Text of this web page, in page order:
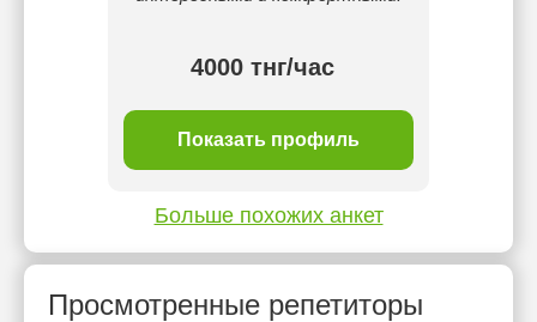
4000 тнг/час
Показать профиль
Больше похожих анкет
Просмотренные репетиторы